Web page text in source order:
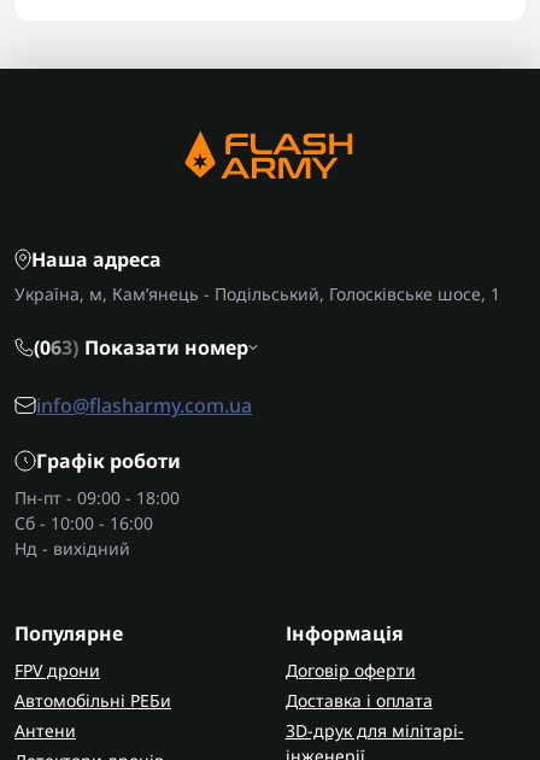
У каталозі ви знайдете різні категорії техніки:
Діагностичне обладнання - тонометри,
медкабінетів та мобільних пунктів;
Прилади для контролю життєвих показників, у
Обладнання, що доповнює процес
Кожна категорія підібрана так, щоб ви могли
купити медичне обладнання та
урахуванням реальних потреб - від базових до
професійних.
Де використовується медичне
Сфера застосування широка: військові медики
використовують техніку в польових госпіталях та
мобільних точках, цивільні спеціалісти - у
клініках, приватних кабінетах та лабораторіях.
Частина пристроїв призначена для щоденного
Наша адреса
Україна, м, Кам’янець - Подільський, Голосківське шосе, 1
(063) Показати номер
info@flasharmy.com.ua
Графік роботи
Пн-пт - 09:00 - 18:00
Сб - 10:00 - 16:00
Нд - вихідний
Популярне
FPV дрони
Автомобільні РЕБи
Антени
Інформація
Договір оферти
Доставка і оплата
3D-друк для мілітарі-